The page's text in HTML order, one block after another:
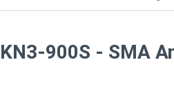
900S - SMA